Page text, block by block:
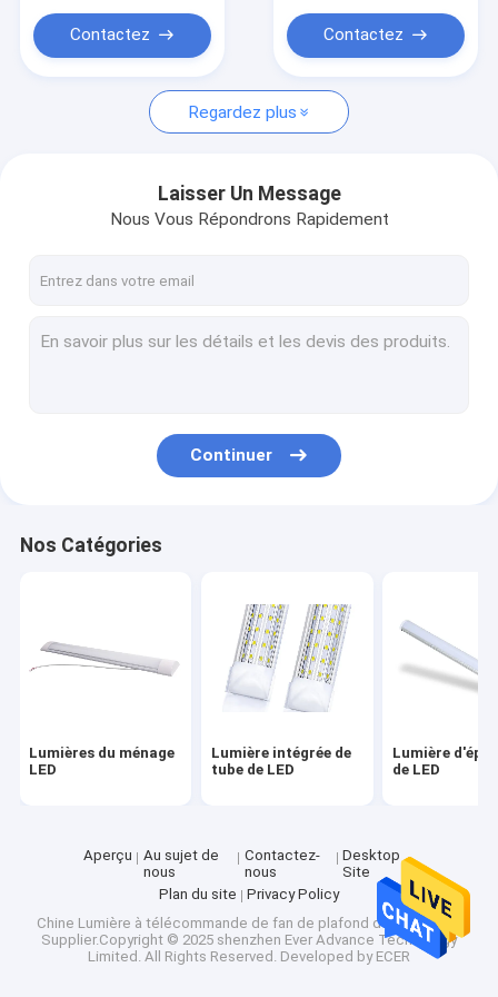
Contactez Contactez
Regardez plus
Laisser Un Message
Nous Vous Répondrons Rapidement
Continuer
Nos Catégories
Lumières du ménage
LED
Lumière intégrée de
tube de LED
Lumière d'épi
de LED
Aperçu
Au sujet de
nous
Contactez-
nous
Desktop
Site
Plan du site
Privacy Policy
Chine Lumière à télécommande de fan de plafond de 3 vitesses
Supplier.Copyright © 2025 shenzhen Ever Advance Technology
Limited. All Rights Reserved. Developed by ECER